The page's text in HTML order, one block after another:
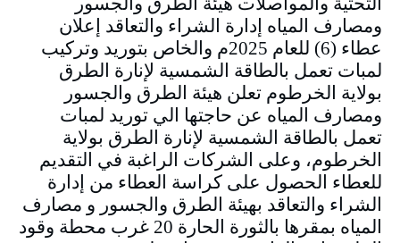
ومصارف المياه إدارة الشراء والتعاقد إعلان
عطاء (6) للعام 2025م والخاص بتوريد وتركيب
لمبات تعمل بالطاقة الشمسية لإنارة الطرق
بولاية الخرطوم تعلن هيئة الطرق والجسور
ومصارف المياه عن حاجتها الي توريد لمبات
تعمل بالطاقة الشمسية لإنارة الطرق بولاية
الخرطوم، وعلى الشركات الراغبة في التقديم
للعطاء الحصول على كراسة العطاء من إدارة
الشراء والتعاقد بهيئة الطرق والجسور و مصارف
المياه بمقرها بالثورة الحارة 20 غرب محطة وقود